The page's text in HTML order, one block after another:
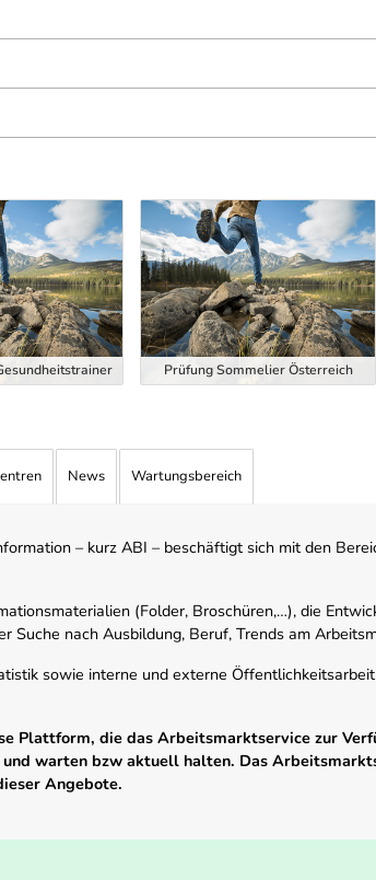
Prüfung Sommelier Österreich
News Wartungsbereich
– kurz ABI – beschäftigt sich mit den
(Folder, Broschüren,…), die
Suche nach Ausbildung, Beruf, Trends am
sowie interne und externe
Plattform, die das Arbeitsmarktservice zur
warten bzw aktuell halten. Das
Angebote.